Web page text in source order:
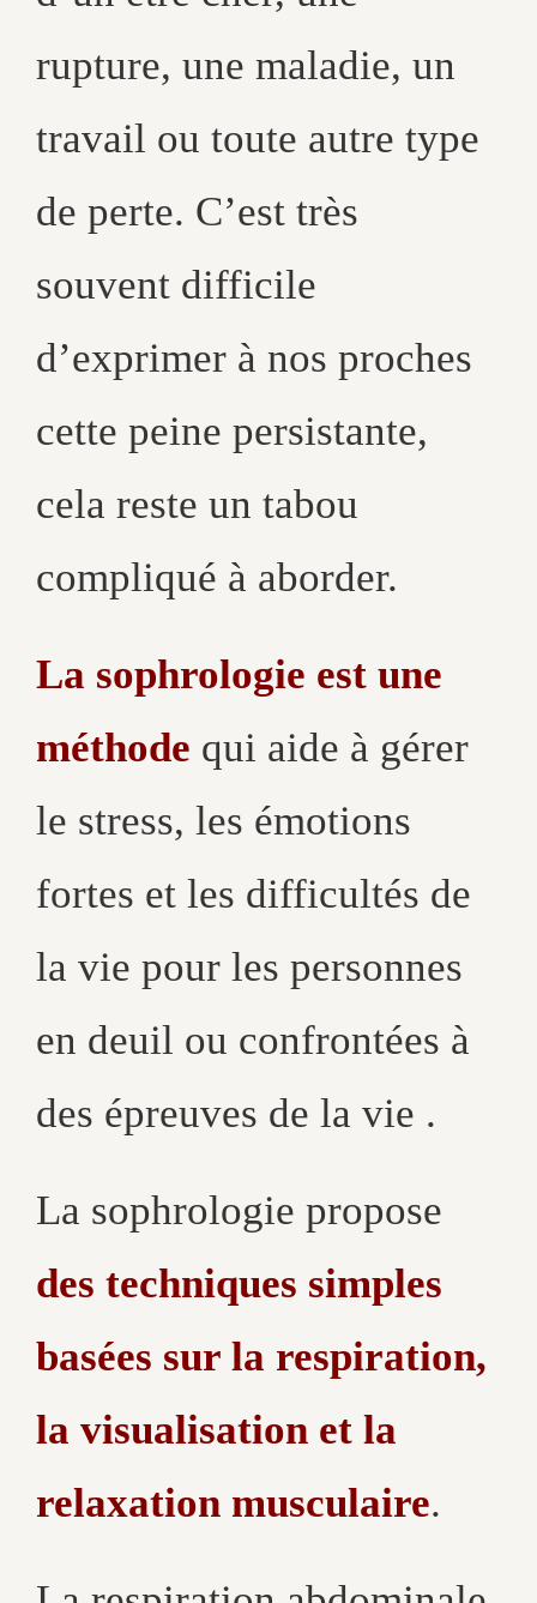
rupture, une maladie, un
travail ou toute autre type
de perte. C’est très
souvent difficile
d’exprimer à nos proches
cette peine persistante,
cela reste un tabou
compliqué à aborder.
La sophrologie est une
méthode qui aide à gérer
le stress, les émotions
fortes et les difficultés de
la vie pour les personnes
en deuil ou confrontées à
des épreuves de la vie .
La sophrologie propose
des techniques simples
basées sur la respiration,
la visualisation et la
relaxation musculaire.